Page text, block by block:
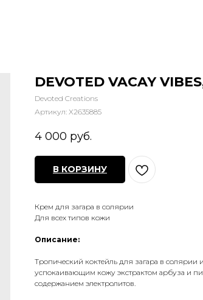
DEVOTED VACAY
Devoted Creations
Артикул: X2635885
4 000 руб.
В КОРЗИНУ
Крем для загара в солярии
Для всех типов кожи
Описание:
Тропический коктейль для загара в солярии
успокаивающим кожу экстрактом арбуза и
содержанием электролитов.